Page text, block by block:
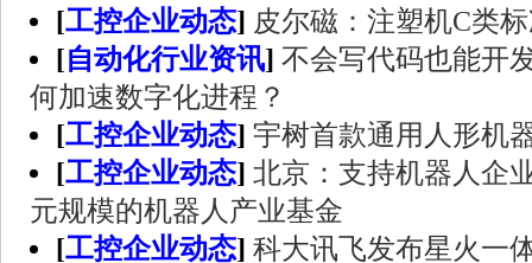
[工控企业动态] 皮尔磁：注塑机C类标
[自动化行业资讯] 不会写代码也能开
何加速数字化进程？
[工控企业动态] 宇树首款通用人形机
[工控企业动态] 北京：支持机器人企
元规模的机器人产业基金
[工控企业动态] 科大讯飞发布星火一